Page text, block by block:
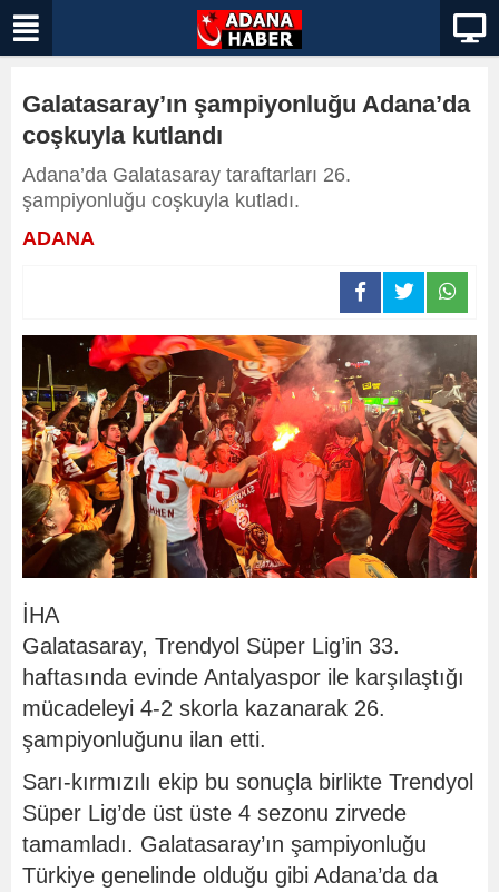
Galatasaray’ın şampiyonluğu Adana’da
coşkuyla kutlandı
Adana’da Galatasaray taraftarları 26.
şampiyonluğu coşkuyla kutladı.
ADANA
İHA
Galatasaray, Trendyol Süper Lig’in 33.
haftasında evinde Antalyaspor ile karşılaştığı
mücadeleyi 4-2 skorla kazanarak 26.
şampiyonluğunu ilan etti.
Sarı-kırmızılı ekip bu sonuçla birlikte Trendyol
Süper Lig’de üst üste 4 sezonu zirvede
tamamladı. Galatasaray’ın şampiyonluğu
Türkiye genelinde olduğu gibi Adana’da da